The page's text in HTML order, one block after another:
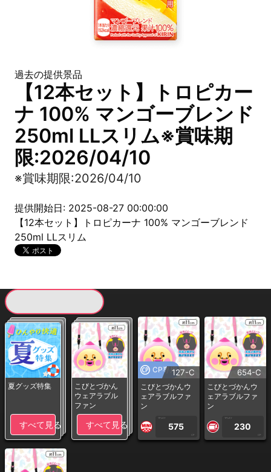
過去の提供景品
【12本セット】トロピカー
ナ 100% マンゴーブレンド
250ml LLスリム※賞味期
限:2026/04/10
※賞味期限:2026/04/10
提供開始日: 2025-08-27 00:00:00
【12本セット】トロピカーナ 100% マンゴーブレンド
250ml LLスリム
夏グッズ特集
すべて見る
こびとづかん
ウェアラブル
ファン
すべて見る
CP専用127-C
こびとづかんウ
ェアラブルファ
ン
1PLAY
575
CP
654-C
こびとづかんウ
ェアラブルファ
ン
1PLAY
230
CP